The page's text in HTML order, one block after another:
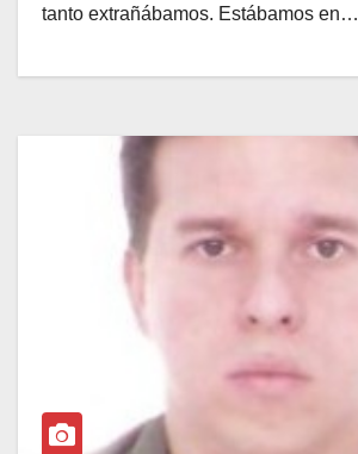
tanto extrañábamos. Estábamos en…